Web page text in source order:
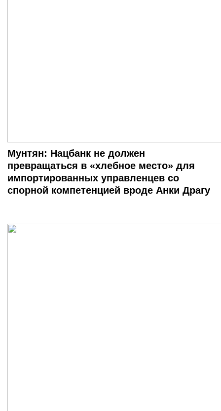
Мунтян: Нацбанк не должен
превращаться в «хлебное место» для
импортированных управленцев со
спорной компетенцией вроде Анки Драгу